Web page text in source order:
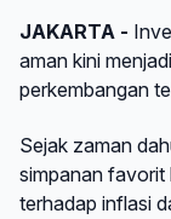
JAKARTA -
aman kini
perkembangan
Sejak zaman
simpanan favorit
terhadap inflasi